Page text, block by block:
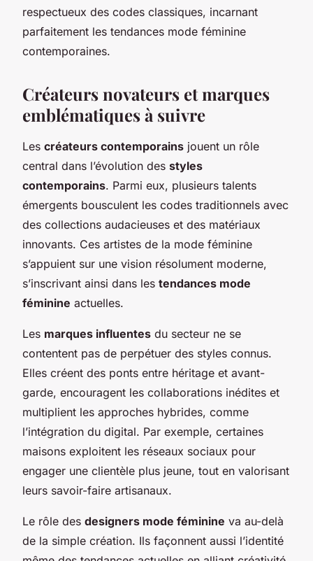
respectueux des codes classiques, incarnant
parfaitement les tendances mode féminine
contemporaines.
Créateurs novateurs et marques
emblématiques à suivre
Les créateurs contemporains jouent un rôle
central dans l’évolution des styles
contemporains. Parmi eux, plusieurs talents
émergents bousculent les codes traditionnels avec
des collections audacieuses et des matériaux
innovants. Ces artistes de la mode féminine
s’appuient sur une vision résolument moderne,
s’inscrivant ainsi dans les tendances mode
féminine actuelles.
Les marques influentes du secteur ne se
contentent pas de perpétuer des styles connus.
Elles créent des ponts entre héritage et avant-
garde, encouragent les collaborations inédites et
multiplient les approches hybrides, comme
l’intégration du digital. Par exemple, certaines
maisons exploitent les réseaux sociaux pour
engager une clientèle plus jeune, tout en valorisant
leurs savoir-faire artisanaux.
Le rôle des designers mode féminine va au-delà
de la simple création. Ils façonnent aussi l’identité